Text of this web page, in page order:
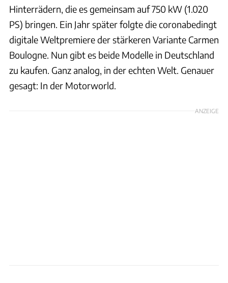
Hinterrädern, die es gemeinsam auf 750 kW (1.020
PS) bringen. Ein Jahr später folgte die coronabedingt
digitale Weltpremiere der stärkeren Variante Carmen
Boulogne. Nun gibt es beide Modelle in Deutschland
zu kaufen. Ganz analog, in der echten Welt. Genauer
gesagt: In der Motorworld.
ANZEIGE